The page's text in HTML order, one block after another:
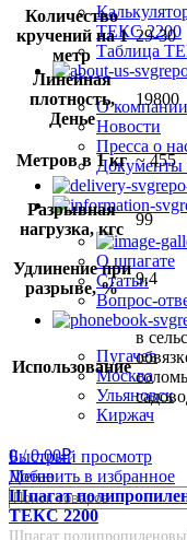
ТЕКС 2200
Таблица
О компании
Новости
Пресса о
Документы
О шпагате
Статьи
Вопрос-
Пугачев
Москва
Ульяновск
Киржач
0/ 0.00₽
Меню
Количество
кручений на 1
метр
29-30
Линейная
плотность,
Денье
19800
Метров в 1 кг ~ 455
Разрывная
нагрузка, кгс
99
Удлинение при
разрыве, %
9.4
Использование
в
Быстрый просмотр
Добавить в избранное
Шпагат
ТЕКС 2200
Шпагат